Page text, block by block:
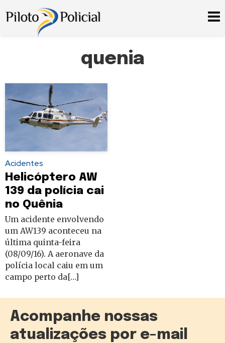
quenia
Acidentes
Helicóptero AW
139 da polícia cai
no Quênia
Um acidente envolvendo
um AW139 aconteceu na
última quinta-feira
(08/09/16). A aeronave da
polícia local caiu em um
campo perto da[…]
Acompanhe nossas
atualizações por e-mail